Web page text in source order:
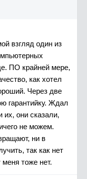
взгляд один из
ПО крайней мере,
как хотел
Через две
гарантийку. Ждал
их, они сказали,
не можем.
ни в
так как нет
тоже нет.